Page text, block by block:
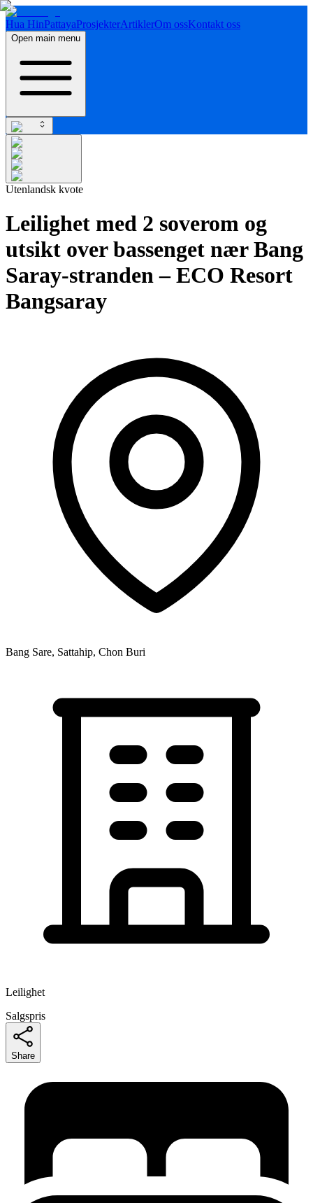
Hua HinPattayaProsjekterArtiklerOm ossKontakt oss
Open main menu
Utenlandsk kvote
Leilighet med 2 soverom og
utsikt over bassenget nær Bang
Saray-stranden – ECO Resort
Bangsaray
Bang Sare, Sattahip, Chon Buri
Leilighet
Salgspris
Share